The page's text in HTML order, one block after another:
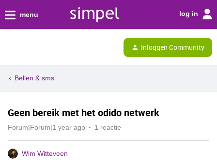
menu log in
Inloggen Community
Bellen & sms
Geen bereik met het odido netwerk
Forum|Forum|1 year ago 1 reactie
Wim Witteveen